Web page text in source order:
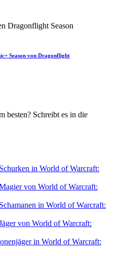
Season von Dragonflight
besten? Schreibt es in die
in World of Warcraft:
von World of Warcraft:
in World of Warcraft:
von World of Warcraft:
in World of Warcraft: